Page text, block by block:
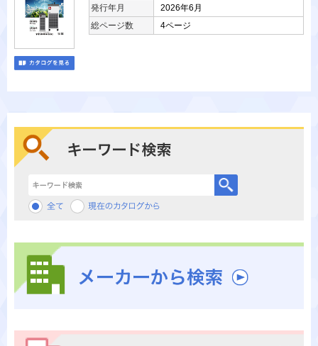
発行年月
2026年6月
総ページ数
4ページ
キーワード検索